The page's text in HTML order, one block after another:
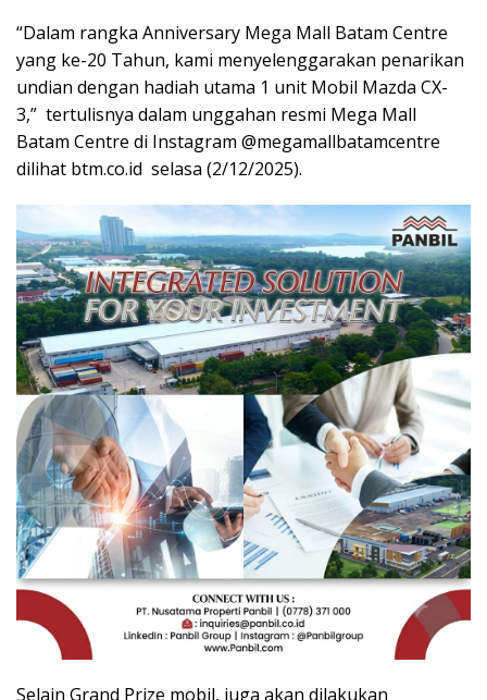
“Dalam rangka Anniversary Mega Mall Batam Centre
yang ke-20 Tahun, kami menyelenggarakan penarikan
undian dengan hadiah utama 1 unit Mobil Mazda CX-
3,” tertulisnya dalam unggahan resmi Mega Mall
Batam Centre di Instagram @megamallbatamcentre
dilihat btm.co.id selasa (2/12/2025).
Selain Grand Prize mobil, juga akan dilakukan